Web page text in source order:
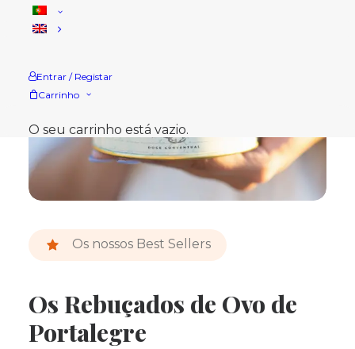
Entrar / Registar
Carrinho
O seu carrinho está vazio.
Os nossos Best Sellers
Os Rebuçados de Ovo de
Portalegre